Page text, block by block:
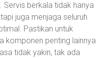
Servis berkala tidak hanya
juga menjaga seluruh
Pastikan untuk
komponen penting lainnya
tidak yakin, tak ada